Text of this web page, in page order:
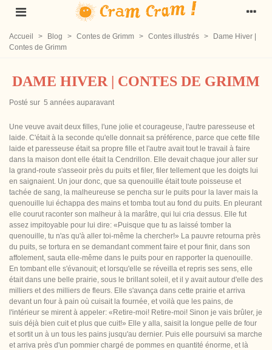
Accueil > Blog > Contes de Grimm > Contes illustrés >
Dame Hiver |
Contes de Grimm
DAME HIVER | CONTES DE GRIMM
Posté sur 5 années auparavant
Une veuve avait deux filles, l'une jolie et courageuse, l'autre paresseuse et
laide. C'était à la seconde qu'elle donnait sa préférence, parce que cette fille
laide et paresseuse était sa propre fille et l'autre avait tout le travail à faire
dans la maison dont elle était la Cendrillon. Elle devait chaque jour aller sur
la grand-route s'asseoir près du puits et filer, filer tellement que les doigts lui
en saignaient. Un jour donc, que sa quenouille était toute poisseuse et
tachée de sang, la malheureuse se pencha sur le puits pour la laver mais la
quenouille lui échappa des mains et tomba tout au fond du puits. En pleurant
elle courut raconter son malheur à la marâtre, qui lui cria dessus. Elle fut
assez impitoyable pour lui dire: «Puisque que tu as laissé tomber la
quenouille, tu n'as qu'à aller toi-même la chercher!» La pauvre retourna près
du puits, se tortura en se demandant comment faire et pour finir, dans son
affolement, sauta elle-même dans le puits pour en rapporter la quenouille.
En tombant elle s'évanouit; et lorsqu'elle se réveilla et repris ses sens, elle
était dans une belle prairie, sous le brillant soleil, et il y avait autour d'elle des
milliers et des milliers de fleurs. Elle s'avança dans cette prairie et arriva
devant un four à pain où cuisait la fournée, et voilà que les pains, de
l'intérieur se mirent à appeler: «Retire-moi! Retire-moi! Sinon je vais brûler, je
suis déjà bien cuit et plus que cuit!» Elle y alla, saisit la longue pelle de four
et sortit un à un tous les pains jusqu'au dernier. Puis elle poursuivi sa marche
et arriva près d'un pommier chargé de pommes en quantité énorme, et là